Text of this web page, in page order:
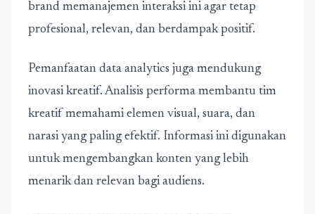
brand memanajemen interaksi ini agar tetap
profesional, relevan, dan berdampak positif.
Pemanfaatan data analytics juga mendukung
inovasi kreatif. Analisis performa membantu tim
kreatif memahami elemen visual, suara, dan
narasi yang paling efektif. Informasi ini digunakan
untuk mengembangkan konten yang lebih
menarik dan relevan bagi audiens.